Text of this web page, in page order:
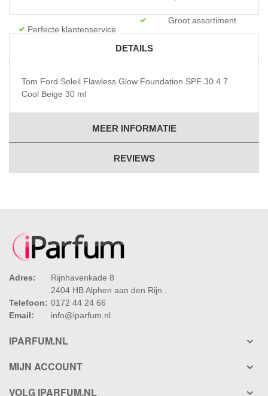
Perfecte klantenservice
Groot assortiment
DETAILS
Tom Ford Soleil Flawless Glow Foundation SPF 30 4.7
Cool Beige 30 ml
MEER INFORMATIE
REVIEWS
Adres:
Rijnhavenkade 8
2404 HB Alphen aan den Rijn .
Telefoon: 0172 44 24 66
Email:
info@iparfum.nl
IPARFUM.NL
MIJN ACCOUNT
VOLG IPARFUM.NL